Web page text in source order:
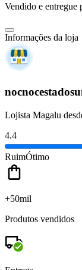
Vendido e entregue
Informações da loja
Lojista Magalu
4.4
RuimÓtimo
+50mil
Produtos vendidos